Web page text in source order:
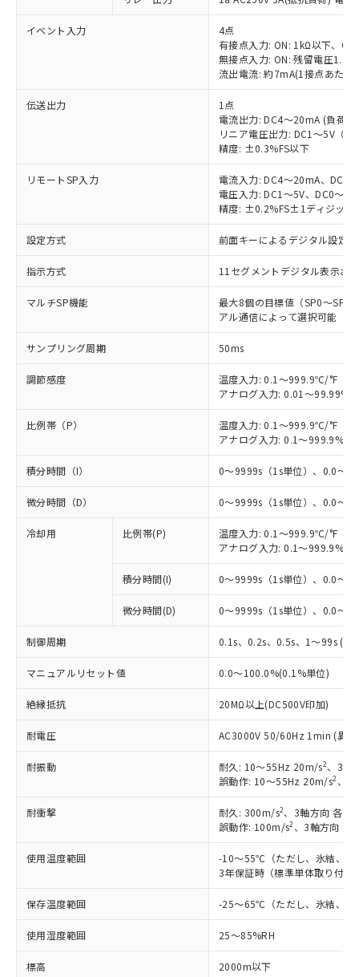
イベント入力
4点
有接点入力: ON: 1kΩ以下、
無接点入力: ON: 残留電圧1.5V
流出電流: 約7mA(1接点あたり)
伝送出力
1点
電流出力: DC4～20mA (負荷:
リニア電圧出力: DC1～5V（
精度: ±0.3%FS以下
リモートSP入力
電流入力: DC4～20mA、DC0
電圧入力: DC1～5V、DC0～
精度: ±0.2%FS±1ディジット
設定方式 前面キーによるデジタル設定
指示方式 11セグメントデジタル表示お
マルチSP機能
最大8個の目標値（SP0～SP7
アル通信によって選択可能
サンプリング周期 50ms
調節感度
温度入力: 0.1～999.9℃/°F（
アナログ入力: 0.01～
比例帯（P）
温度入力: 0.1～999.9℃/°F（
アナログ入力: 0.1～999.9%FS
積分時間（I） 0～9999s（1s単位）、0.0～
微分時間（D） 0～9999s（1s単位）、0.0～
冷却用 比例帯(P)
温度入力: 0.1～999.9℃/°F（
アナログ入力: 0.1～999.9%FS
積分時間(I) 0～9999s（1s単位）、0.0～
微分時間(D) 0～9999s（1s単位）、0.0～
制御周期 0.1s、0.2s、0.5s、1～99s (1s
マニュアルリセット値 0.0～100.0%(0.1%単位)
絶縁抵抗 20MΩ以上(DC500V印加)
耐電圧 AC3000V 50/60Hz 1min (異極
耐振動 耐久: 10～55Hz 20m/s2、3軸
誤動作: 10～55Hz 20m/s2 、3
耐衝撃 耐久: 300m/s2、3軸方向 各3回
誤動作: 100m/s2 、3軸方向 各
使用温度範囲
-10～55℃（ただし、氷結、結
3年保証時（標準単体取り付
保存温度範囲 -25～65℃（ただし、氷結、結
使用湿度範囲 25～85%RH
標高 2000m以下
対応済み：EU RoHS指令（10物質）の
非含有に対応した製品が提供可能な商品で
対応予定：EU RoHS指令（10物質）の非含